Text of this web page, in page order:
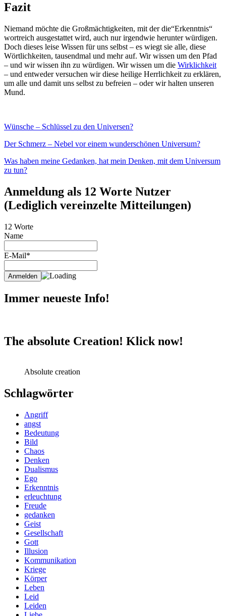
Fazit
Niemand möchte die Großmächtigkeiten, mit der die“Erkenntnis“
wortreich ausgestattet wird, auch nur irgendwie herunter würdigen.
Doch dieses leise Wissen für uns selbst – es wiegt sie alle, diese
Wörtlichkeiten, tausendmal und mehr auf. Wir wissen um den Pfad
– und wir wissen ihn zu würdigen. Wir wissen um die Wirklichkeit
– und entweder versuchen wir diese heilige Herrlichkeit zu erklären,
um alle und damit uns selbst zu befreien – oder wir halten unseren
Mund.
Wünsche – Schlüssel zu den Universen?
Der Schmerz – Nebel vor einem wunderschönen Universum?
Was haben meine Gedanken, hat mein Denken, mit dem Universum
zu tun?
Anmeldung als 12 Worte Nutzer
(Lediglich vereinzelte Mitteilungen)
12 Worte
Name
E-Mail*
Immer neueste Info!
The absolute Creation! Klick now!
Absolute creation
Schlagwörter
Angriff
angst
Bedeutung
Bild
Chaos
Denken
Dualismus
Ego
Erkenntnis
erleuchtung
Freude
gedanken
Geist
Gesellschaft
Gott
Illusion
Kommunikation
Kriege
Körper
Leben
Leid
Leiden